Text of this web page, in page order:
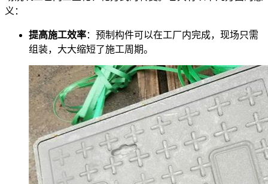
义：
提高施工效率：预制构件可以在工厂内完成，现场只需
组装，大大缩短了施工周期。